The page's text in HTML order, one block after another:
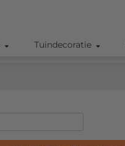
Tuindecoratie